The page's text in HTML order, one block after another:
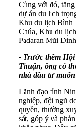
Cùng với đó,
dự án du lịch
Khu du lịch Bình
Chúa, Khu du
Padaran Mũi
- Trước thềm
Thuận, ông có
nhà đầu tư
Lãnh đạo tỉnh
nghiệp, đội ngũ
quyền, thường
sát, góp ý và